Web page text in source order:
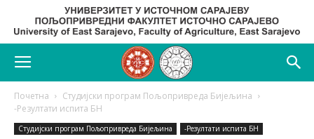
Почетна
Студијски програм Пољопривреда Бијељина
-Резултати испита БН
Студијски програм Пољопривреда Бијељина -Резултати испита БН